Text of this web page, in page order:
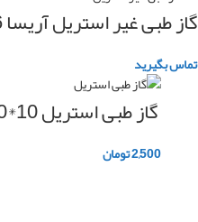
گاز طبی غیر استریل آریسا 16 لایه
تماس بگیرید
گاز طبی استریل 10*10
2,500تومان